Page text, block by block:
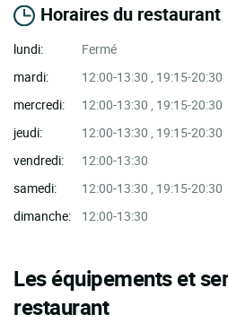
Horaires du restaurant
lundi:
Fermé
mardi:
12:00-13:30 , 19:15-20:30
mercredi:
12:00-13:30 , 19:15-20:30
jeudi:
12:00-13:30 , 19:15-20:30
vendredi:
12:00-13:30
samedi:
12:00-13:30 , 19:15-20:30
dimanche:
12:00-13:30
Les équipements et
restaurant